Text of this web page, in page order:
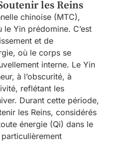
les Reins
chinoise (MTC),
le Yin prédomine. C’est
et de
où le corps se
interne. Le Yin
à l’obscurité, à
reflétant les
Durant cette période,
les Reins, considérés
énergie (Qi) dans le